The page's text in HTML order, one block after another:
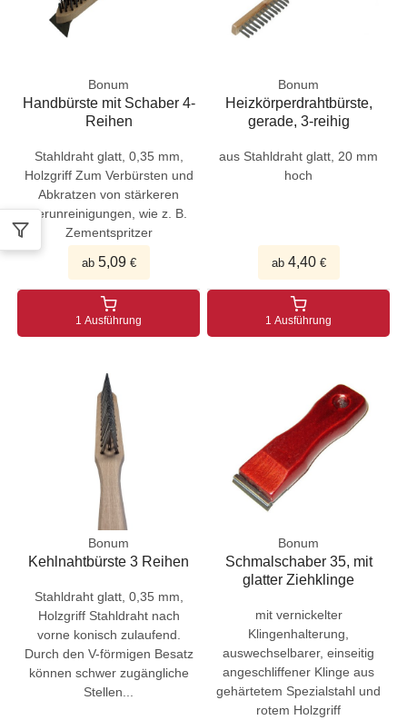
Bonum
Handbürste mit Schaber 4-
Reihen
Stahldraht glatt, 0,35 mm,
Holzgriff Zum Verbürsten und
Abkratzen von stärkeren
Verunreinigungen, wie z. B.
Zementspritzer
ab 5,09€
1 Ausführung
Bonum
Heizkörperdrahtbürste,
gerade, 3-reihig
aus Stahldraht glatt, 20 mm
hoch
ab 4,40€
1 Ausführung
Bonum
Kehlnahtbürste 3 Reihen
Stahldraht glatt, 0,35 mm,
Holzgriff Stahldraht nach
vorne konisch zulaufend.
Durch den V-förmigen Besatz
können schwer zugängliche
Stellen...
Bonum
Schmalschaber 35, mit
glatter Ziehklinge
mit vernickelter
Klingenhalterung,
auswechselbarer, einseitig
angeschliffener Klinge aus
gehärtetem Spezialstahl und
rotem Holzgriff